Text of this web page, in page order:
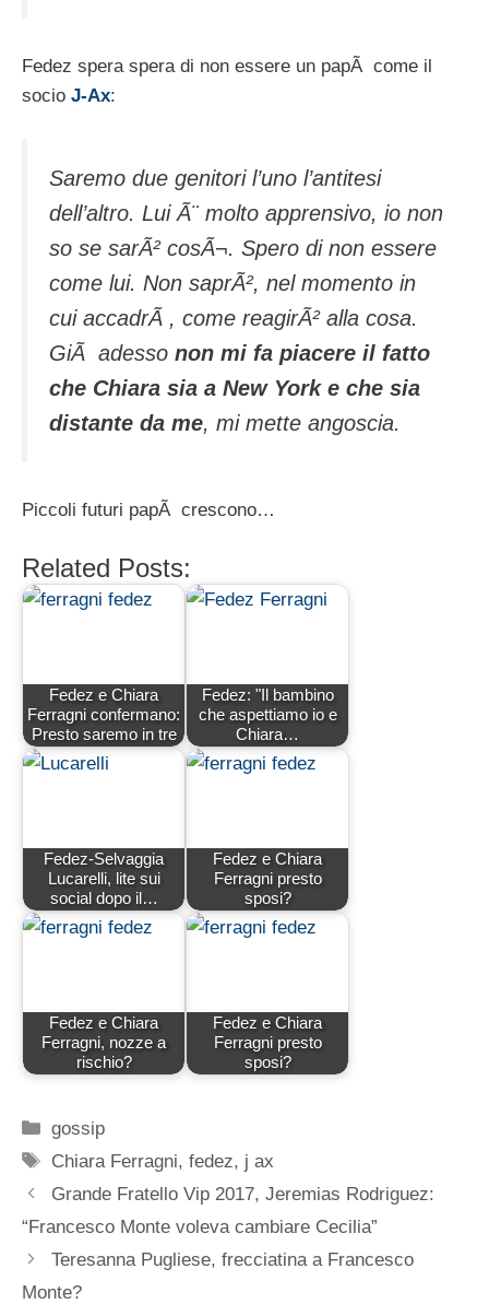
Fedez spera spera di non essere un papÃ come il
socio J-Ax:
Saremo due genitori l’uno l’antitesi
dell’altro. Lui Ã¨ molto apprensivo, io non
so se sarÃ² cosÃ¬. Spero di non essere
come lui. Non saprÃ², nel momento in
cui accadrÃ , come reagirÃ² alla cosa.
GiÃ adesso non mi fa piacere il fatto
che Chiara sia a New York e che sia
distante da me, mi mette angoscia.
Piccoli futuri papÃ crescono…
Related Posts:
Fedez e Chiara
Ferragni confermano:
Presto saremo in tre
Fedez: "Il bambino
che aspettiamo io e
Chiara…
Fedez-Selvaggia
Lucarelli, lite sui
social dopo il…
Fedez e Chiara
Ferragni presto
sposi?
Fedez e Chiara
Ferragni, nozze a
rischio?
Fedez e Chiara
Ferragni presto
sposi?
Categorie
gossip
Tag
Chiara Ferragni,fedez, j ax
Grande Fratello Vip 2017, Jeremias Rodriguez:
“Francesco Monte voleva cambiare Cecilia”
Teresanna Pugliese, frecciatina a Francesco
Monte?